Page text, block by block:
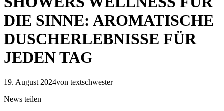
DIE SINNE: AROMATISCHE
DUSCHERLEBNISSE FÜR
JEDEN TAG
19. August 2024von textschwester
News teilen